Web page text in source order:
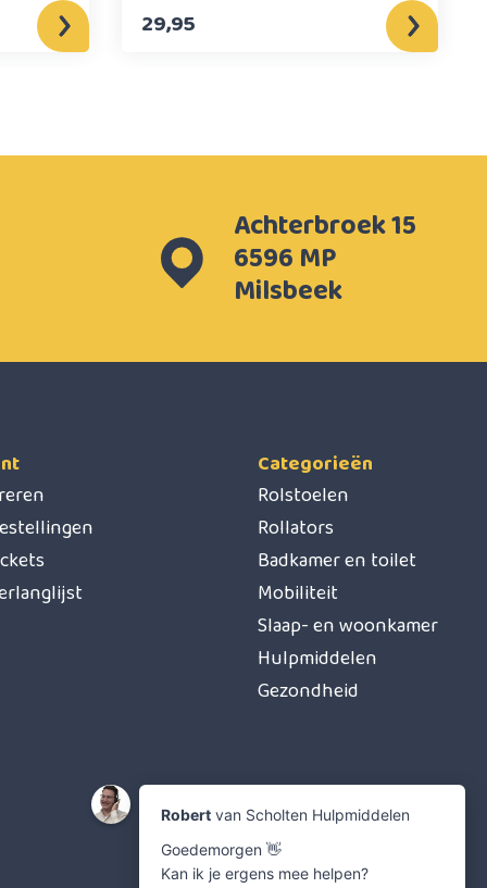
29,95
Achterbroek 15
6596 MP
Milsbeek
Categorieën
Rolstoelen
Rollators
Badkamer en toilet
Mobiliteit
Slaap- en woonkamer
Hulpmiddelen
Gezondheid